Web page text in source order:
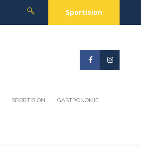
Sportision
SPORTISION GASTRONOMIE